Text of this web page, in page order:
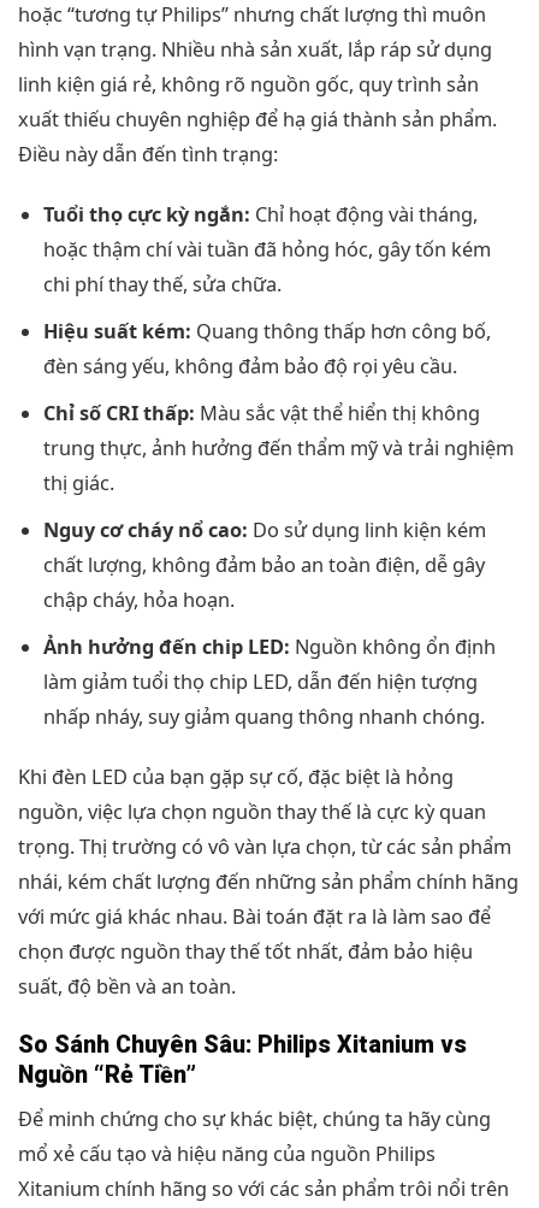
hoặc “tương tự Philips” nhưng chất lượng thì muôn
hình vạn trạng. Nhiều nhà sản xuất, lắp ráp sử dụng
linh kiện giá rẻ, không rõ nguồn gốc, quy trình sản
xuất thiếu chuyên nghiệp để hạ giá thành sản phẩm.
Điều này dẫn đến tình trạng:
Tuổi thọ cực kỳ ngắn: Chỉ hoạt động vài tháng,
hoặc thậm chí vài tuần đã hỏng hóc, gây tốn kém
chi phí thay thế, sửa chữa.
Hiệu suất kém: Quang thông thấp hơn công bố,
đèn sáng yếu, không đảm bảo độ rọi yêu cầu.
Chỉ số CRI thấp: Màu sắc vật thể hiển thị không
trung thực, ảnh hưởng đến thẩm mỹ và trải nghiệm
thị giác.
Nguy cơ cháy nổ cao: Do sử dụng linh kiện kém
chất lượng, không đảm bảo an toàn điện, dễ gây
chập cháy, hỏa hoạn.
Ảnh hưởng đến chip LED: Nguồn không ổn định
làm giảm tuổi thọ chip LED, dẫn đến hiện tượng
nhấp nháy, suy giảm quang thông nhanh chóng.
Khi đèn LED của bạn gặp sự cố, đặc biệt là hỏng
nguồn, việc lựa chọn nguồn thay thế là cực kỳ quan
trọng. Thị trường có vô vàn lựa chọn, từ các sản phẩm
nhái, kém chất lượng đến những sản phẩm chính hãng
với mức giá khác nhau. Bài toán đặt ra là làm sao để
chọn được nguồn thay thế tốt nhất, đảm bảo hiệu
suất, độ bền và an toàn.
So Sánh Chuyên Sâu: Philips Xitanium vs
Nguồn “Rẻ Tiền”
Để minh chứng cho sự khác biệt, chúng ta hãy cùng
mổ xẻ cấu tạo và hiệu năng của nguồn Philips
Xitanium chính hãng so với các sản phẩm trôi nổi trên